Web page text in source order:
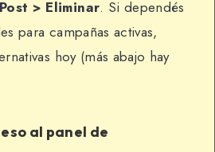
> Eliminar. Si dependés
para campañas activas,
hoy (más abajo hay
al panel de